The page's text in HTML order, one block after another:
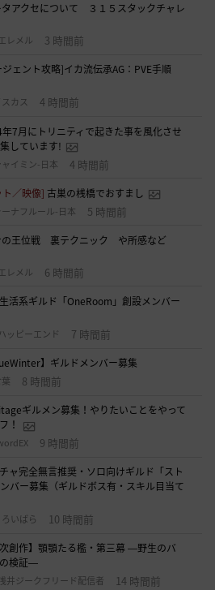
タアクセについて ３１５スタックチャレ
レメル 3 時間前
ェント攻略]イカ流伝承AG：PVE手順
スカス 4 時間前
7月にトリニティで起きた事を風化させ
しています!
ャイミン-日本 4 時間前
／映像] 古巣の桟橋でおすまし
ーナフルール-日本 5 時間前
の王位戦 裏テクニック や所感など
レメル 6 時間前
活系ギルド「OneRoom」創設メンバー
ッピーエンド 7 時間前
】ギルドメンバー募集
8 時間前
ギルメン募集！やりたいことをやって
！
9 時間前
ャ完全無言推奨・ソロ向けギルド「スト
バー募集（ギルドボス有・スキル目当て
ろいばら 10 時間前
次創作】顎顎たる檻・第三幕 ―野生のバ
検証―
井ジークフリード配信者 14 時間前